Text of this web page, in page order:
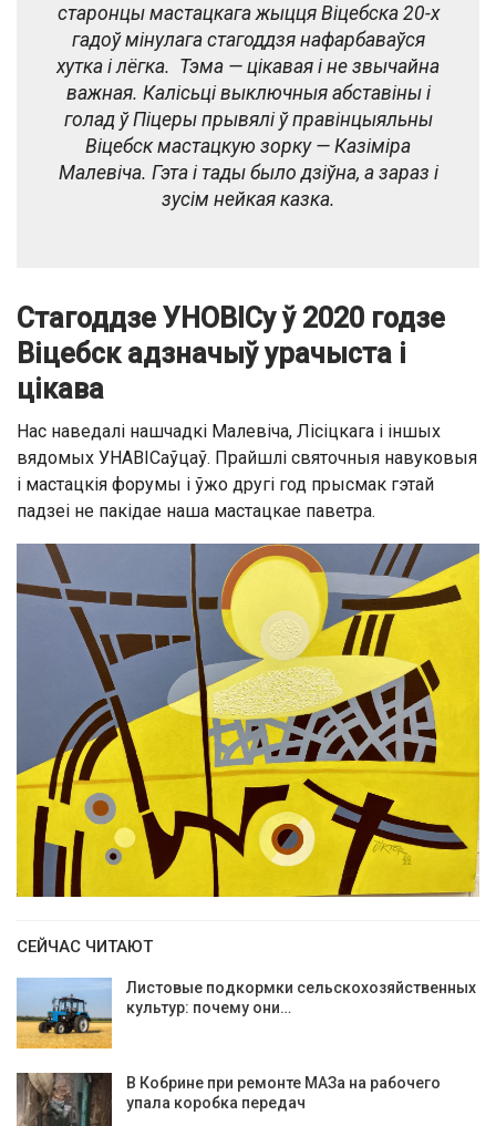
старонцы мастацкага жыцця Віцебска 20-х
гадоў мінулага стагоддзя нафарбаваўся
хутка і лёгка. Тэма — цікавая і не звычайна
важная. Калісьці выключныя абставіны і
голад ў Піцеры прывялі ў правінцыяльны
Віцебск мастацкую зорку — Казіміра
Малевіча. Гэта і тады было дзіўна, а зараз і
зусім нейкая казка.
Стагоддзе УНОВІСу ў 2020 годзе
Віцебск адзначыў урачыста і
цікава
Нас наведалі нашчадкі Малевіча, Лісіцкага і іншых
вядомых УНАВІСаўцаў. Прайшлі святочныя навуковыя
і мастацкія форумы і ўжо другі год прысмак гэтай
падзеі не пакідае наша мастацкае паветра.
СЕЙЧАС ЧИТАЮТ
Листовые подкормки сельскохозяйственных
культур: почему они…
В Кобрине при ремонте МАЗа на рабочего
упала коробка передач